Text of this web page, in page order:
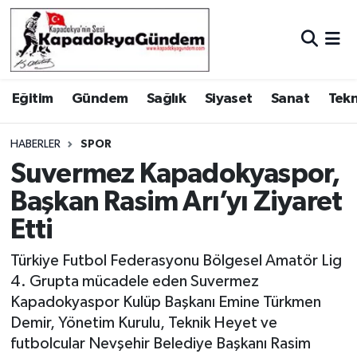
Eğitim Gündem Sağlık Siyaset Sanat
HABERLER SPOR
Suvermez Kapadokyaspor,
Başkan Rasim Arı’yı Ziyaret
Etti
Türkiye Futbol Federasyonu Bölgesel Amatör Lig
4. Grupta mücadele eden Suvermez
Kapadokyaspor Kulüp Başkanı Emine Türkmen
Demir, Yönetim Kurulu, Teknik Heyet ve
futbolcular Nevşehir Belediye Başkanı Rasim
Hava Durumu
Trafik Durumu
Süper Lig Puan Durumu ve Fikstür
Tüm Manşetler
Son Dakika Haberleri
Haber Arşivi